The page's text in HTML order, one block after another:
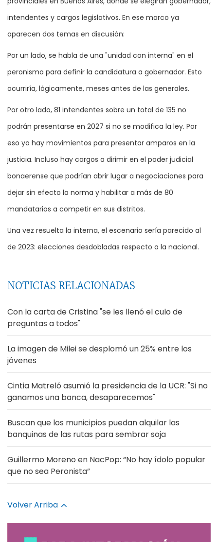
intendentes y cargos legislativos. En ese marco ya
aparecen dos temas en discusión:
Por un lado, se habla de una "unidad con interna" en el
peronismo para definir la candidatura a gobernador. Esto
ocurriría, lógicamente, meses antes de las generales.
Por otro lado, 81 intendentes sobre un total de 135 no
podrán presentarse en 2027 si no se modifica la ley. Por
eso ya hay movimientos para presentar amparos en la
justicia. Incluso hay cargos a dirimir en el poder judicial
bonaerense que podrían abrir lugar a negociaciones para
dejar sin efecto la norma y habilitar a más de 80
mandatarios a competir en sus distritos.
Una vez resuelta la interna, el escenario sería parecido al
de 2023: elecciones desdobladas respecto a la nacional.
NOTICIAS RELACIONADAS
Con la carta de Cristina "se les llenó el culo de
preguntas a todos"
La imagen de Milei se desplomó un 25% entre los
jóvenes
Cintia Matreló asumió la presidencia de la UCR: "Si no
ganamos una banca, desaparecemos"
Buscan que los municipios puedan alquilar las
banquinas de las rutas para sembrar soja
Guillermo Moreno en NacPop: “No hay ídolo popular
que no sea Peronista”
Volver Arriba